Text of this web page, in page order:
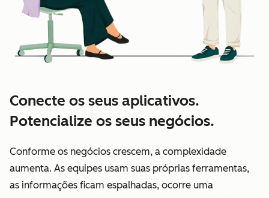
Conecte os seus aplicativos.
Potencialize os seus negócios.
Conforme os negócios crescem, a complexidade
aumenta. As equipes usam suas próprias ferramentas,
as informações ficam espalhadas, ocorre uma